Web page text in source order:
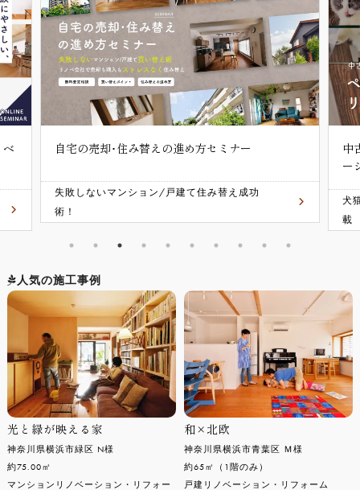
自宅の売却･住み替えの進め方セミナー
失敗しないマンション/戸建て住み替え成功
術！
中
ー
犬
載
人気の施工事例
光と緑が映える家
神奈川県横浜市緑区 N様
約75.00㎡
マンションリノベーション・リフォー
和×北欧
神奈川県横浜市青葉区 Ｍ様
約65㎡（1階のみ）
戸建リノベーション・リフォーム